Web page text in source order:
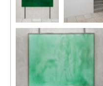
展覽現場
攝影：關尚智
展覽現場
攝影：關尚智